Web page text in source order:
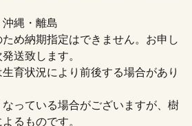
縄・離島
め納期指定はできません。お申し
送致します。
育状況により前後する場合があり
っている場合がございますが、樹
るものです。